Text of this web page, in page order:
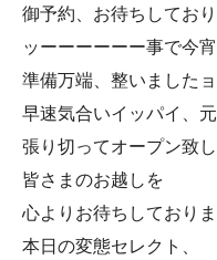
御予約、お待ちしてお
ッーーーーーー事で今
準備万端、整いました
早速気合いイッパイ、
張り切ってオープン致
皆さまのお越しを
心よりお待ちしておりま
本日の変態セレクト、